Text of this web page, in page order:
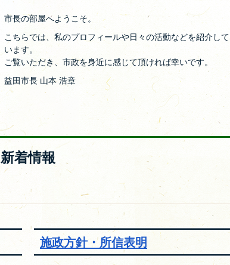
市長の部屋へようこそ。
こちらでは、私のプロフィールや日々の活動などを紹介して
います。
ご覧いただき、市政を身近に感じて頂ければ幸いです。
益田市長 山本 浩章
新着情報
施政方針・所信表明